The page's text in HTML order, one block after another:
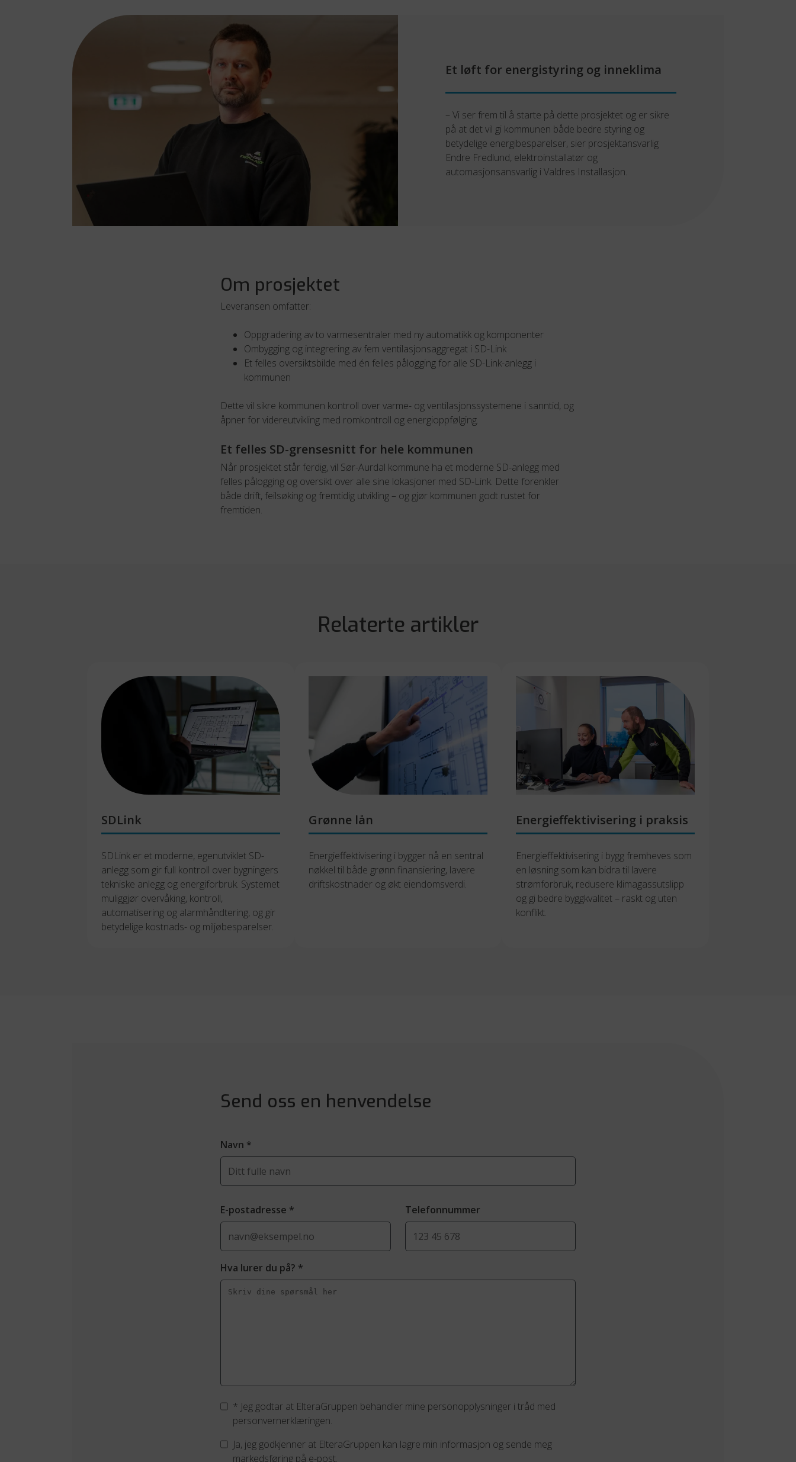
Et løft for energistyring og inneklima
– Vi ser frem til å starte på dette prosjektet og er sikre
på at det vil gi kommunen både bedre styring og
betydelige energibesparelser, sier prosjektansvarlig
Endre Fredlund, elektroinstallatør og
automasjonsansvarlig i Valdres Installasjon.
Om prosjektet
Leveransen omfatter:
Oppgradering av to varmesentraler med ny automatikk og komponenter
Ombygging og integrering av fem ventilasjonsaggregat i SD-Link
Et felles oversiktsbilde med én felles pålogging for alle SD-Link-anlegg i
kommunen
Dette vil sikre kommunen kontroll over varme- og ventilasjonssystemene i sanntid, og
åpner for videreutvikling med romkontroll og energioppfølging.
Et felles SD-grensesnitt for hele kommunen
Når prosjektet står ferdig, vil Sør-Aurdal kommune ha et moderne SD-anlegg med
felles pålogging og oversikt over alle sine lokasjoner med SD-Link. Dette forenkler
både drift, feilsøking og fremtidig utvikling – og gjør kommunen godt rustet for
fremtiden.
Relaterte artikler
SDLink
SDLink er et moderne, egenutviklet SD-
anlegg som gir full kontroll over bygningers
tekniske anlegg og energiforbruk. Systemet
muliggjør overvåking, kontroll,
automatisering og alarmhåndtering, og gir
betydelige kostnads- og miljøbesparelser.
Grønne lån
Energieffektivisering i bygger nå en sentral
nøkkel til både grønn finansiering, lavere
driftskostnader og økt eiendomsverdi.
Energieffektivisering i praksis
Energieffektivisering i bygg fremheves som
en løsning som kan bidra til lavere
strømforbruk, redusere klimagassutslipp
og gi bedre byggkvalitet – raskt og uten
konflikt.
Send oss en henvendelse
Navn *
E-postadresse * Telefonnummer
Hva lurer du på? *
* Jeg godtar at ElteraGruppen behandler mine personopplysninger i tråd med
personvernerklæringen.
Ja, jeg godkjenner at ElteraGruppen kan lagre min informasjon og sende meg
markedsføring på e-post.